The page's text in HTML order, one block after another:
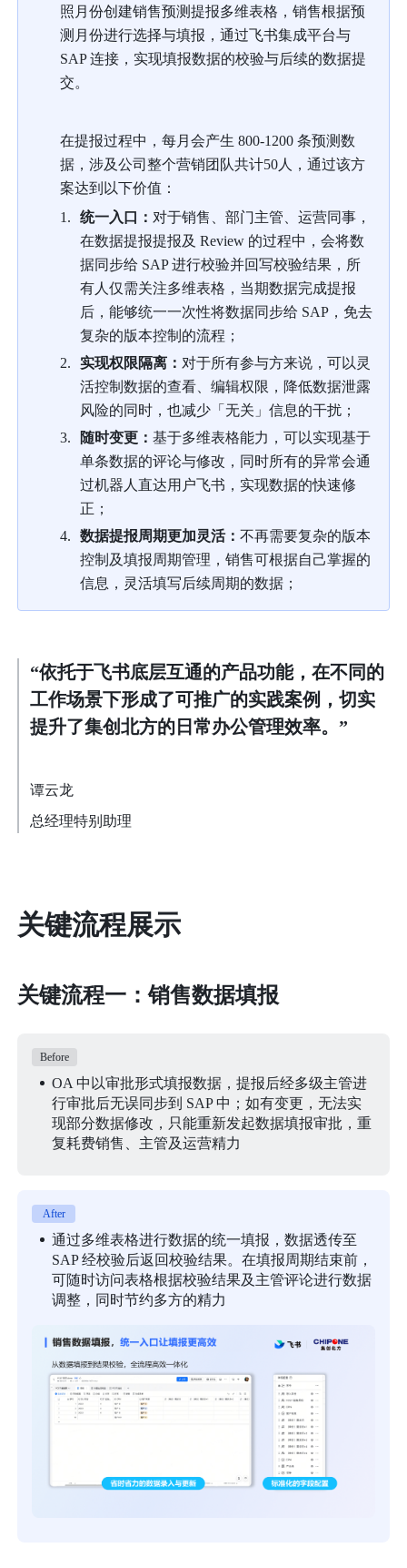
照月份创建销售预测提报多维表格，销售根据预
测月份进行选择与填报，通过飞书集成平台与
SAP 连接，实现填报数据的校验与后续的数据提
交。
在提报过程中，每月会产生 800-1200 条预测数
据，涉及公司整个营销团队共计50人，通过该方
案达到以下价值：
统一入口： 对于销售、部门主管、运营同事，
在数据提报提报及 Review 的过程中，会将数
据同步给 SAP 进行校验并回写校验结果，所
有人仅需关注多维表格，当期数据完成提报
后，能够统一一次性将数据同步给 SAP，免去
复杂的版本控制的流程；
实现权限隔离： 对于所有参与方来说，可以灵
活控制数据的查看、编辑权限，降低数据泄露
风险的同时，也减少「无关」信息的干扰；
随时变更：基于多维表格能力，可以实现基于
单条数据的评论与修改，同时所有的异常会通
过机器人直达用户飞书，实现数据的快速修
正；
数据提报周期更加灵活：不再需要复杂的版本
控制及填报周期管理，销售可根据自己掌握的
信息，灵活填写后续周期的数据；
“依托于飞书底层互通的产品功能，在不同的
工作场景下形成了可推广的实践案例，切实
提升了集创北方的日常办公管理效率。”
谭云龙
总经理特别助理
关键流程展示
关键流程一：销售数据填报
Before
OA 中以审批形式填报数据，提报后经多级主管进
行审批后无误同步到 SAP 中；如有变更，无法实
现部分数据修改，只能重新发起数据填报审批，重
复耗费销售、主管及运营精力
After
通过多维表格进行数据的统一填报，数据透传至
SAP 经校验后返回校验结果。在填报周期结束前，
可随时访问表格根据校验结果及主管评论进行数据
调整，同时节约多方的精力